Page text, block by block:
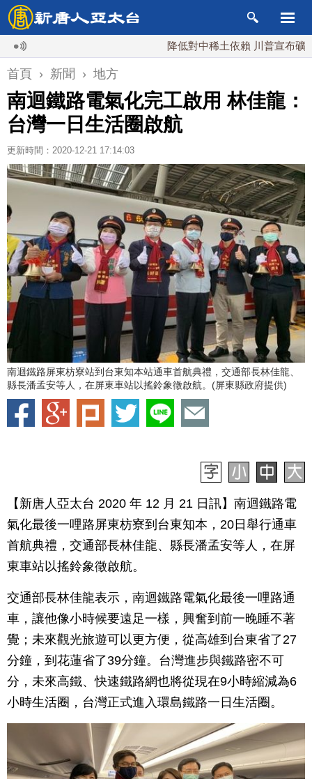
降低對中稀土依賴 川普宣布礦業投資
首頁 › 新聞 › 地方
南迴鐵路電氣化完工啟用 林佳龍：
台灣一日生活圈啟航
更新時間：2020-12-21 17:14:03
南迴鐵路屏東枋寮站到台東知本站通車首航典禮，交通部長林佳龍、
縣長潘孟安等人，在屏東車站以搖鈴象徵啟航。(屏東縣政府提供)
【新唐人亞太台 2020 年 12 月 21 日訊】南迴鐵路電
氣化最後一哩路屏東枋寮到台東知本，20日舉行通車
首航典禮，交通部長林佳龍、縣長潘孟安等人，在屏
東車站以搖鈴象徵啟航。
交通部長林佳龍表示，南迴鐵路電氣化最後一哩路通
車，讓他像小時候要遠足一樣，興奮到前一晚睡不著
覺；未來觀光旅遊可以更方便，從高雄到台東省了27
分鐘，到花蓮省了39分鐘。台灣進步與鐵路密不可
分，未來高鐵、快速鐵路網也將從現在9小時縮減為6
小時生活圈，台灣正式進入環島鐵路一日生活圈。